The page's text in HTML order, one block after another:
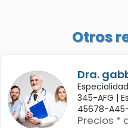
Otros
Dra.
345-AFG |
45678-
Precios *